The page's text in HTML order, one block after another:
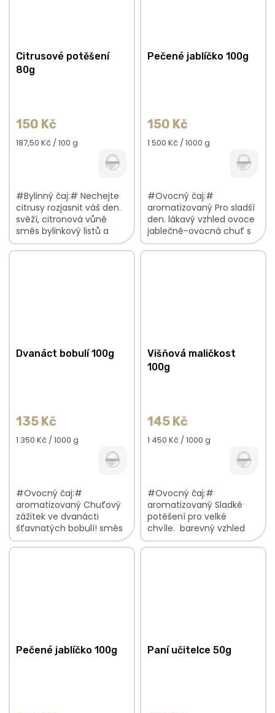
Citrusové potěšení
80g
150 Kč
Měrná
187,50 Kč / 100 g
#Bylinný čaj:# Nechejte
citrusy rozjasnit váš den.
svěží, citronová vůně
směs bylinkový listů a
natí s citronovou kůrou
lehce nasládlá,
Pečené jablíčko 100g
150 Kč
Měrná
1 500 Kč / 1000 g
#Ovocný čaj:#
aromatizovaný Pro sladší
den. lákavý vzhled ovoce
jablečně-ovocná chuť s
nádechem karamelu,
skořice lahodná vůně
Dvanáct bobulí 100g
135 Kč
Měrná
1 350 Kč / 1000 g
#Ovocný čaj:#
aromatizovaný Chuťový
zážitek ve dvanácti
šťavnatých bobulí! směs
plná lahodných plodů
osvěžující, ovocná chuť
Višňová maličkost
100g
145 Kč
Měrná
1 450 Kč / 1000 g
#Ovocný čaj:#
aromatizovaný Sladké
potěšení pro velké
chvíle. barevný vzhled
směs ovocná chuť s
marcipánových
Pečené jablíčko 100g Paní učitelce 50g